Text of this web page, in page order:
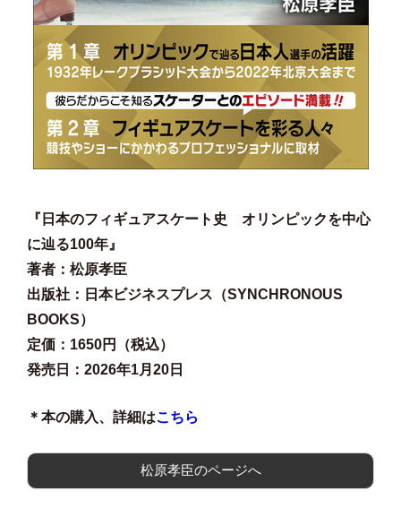
『日本のフィギュアスケート史 オリンピックを中心
に辿る100年』
著者：松原孝臣
出版社：日本ビジネスプレス（SYNCHRONOUS
BOOKS）
定価：1650円（税込）
発売日：2026年1月20日
＊本の購入、詳細はこちら
松原孝臣のページへ